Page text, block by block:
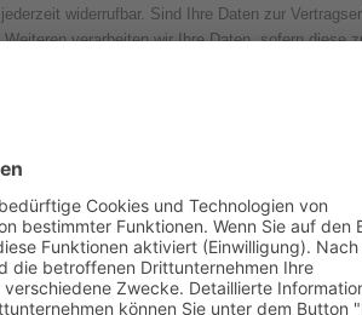
widerrufbar. Sind Ihre Daten zur
verarbeiten wir Ihre Daten, sofern diese
unseres berechtigten Interesses nach Art. 6
informiert.
Dabei ist teilweise auch eine
im Rahmen einer Vertragserfüllung
an der Weitergabe haben oder wenn
Grundlage eines gültigen Vertrags über